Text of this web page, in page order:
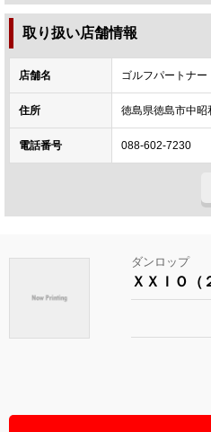
取り扱い店舗情報
店舗名 ゴルフパートナ
住所 徳島県徳島市中昭
電話番号 088-602-7230
ダンロップ
ＸＸＩＯ